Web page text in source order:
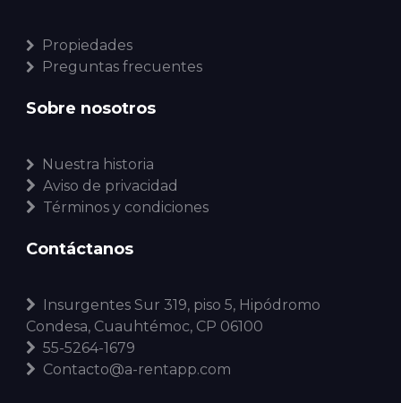
Propiedades
Preguntas frecuentes
Sobre nosotros
Nuestra historia
Aviso de privacidad
Términos y condiciones
Contáctanos
Insurgentes Sur 319, piso 5, Hipódromo
Condesa, Cuauhtémoc, CP 06100
55-5264-1679
Contacto@a-rentapp.com